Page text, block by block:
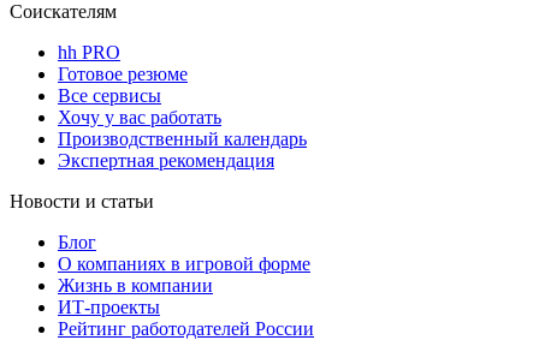
Соискателям
hh PRO
Готовое резюме
Все сервисы
Хочу у вас работать
Производственный календарь
Экспертная рекомендация
Новости и статьи
Блог
О компаниях в игровой форме
Жизнь в компании
ИТ-проекты
Рейтинг работодателей России